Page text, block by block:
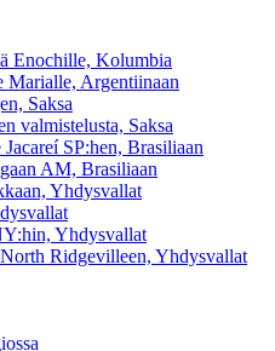
Enochille, Kolumbia
Marialle, Argentiinaan
Saksa
valmistelusta, Saksa
SP:hen, Brasiliaan
AM, Brasiliaan
Yhdysvallat
Yhdysvallat
Ridgevilleen, Yhdysvallat